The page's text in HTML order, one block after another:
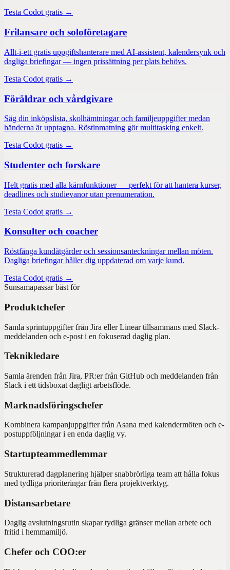
Testa Codot gratis →
Frilansare och soloföretagare
Allt-i-ett gratis uppgiftshanterare med AI-assistent, kalendersynk och
dagliga briefingar — ingen prissättning per plats behövs.
Testa Codot gratis →
Föräldrar och vårdgivare
Säg din inköpslista, skolhämtningar och familjeuppgifter medan
händerna är upptagna. Röstinmatning gör multitasking enkelt.
Testa Codot gratis →
Studenter och forskare
Helt gratis med alla kärnfunktioner — perfekt för att hantera kurser,
deadlines och studievanor utan prenumeration.
Testa Codot gratis →
Konsulter och coacher
Röstfånga kundåtgärder och sessionsanteckningar mellan möten.
Dagliga briefingar håller dig uppdaterad om varje kund.
Testa Codot gratis →
Sunsamapassar bäst för
Produktchefer
Samla sprintuppgifter från Jira eller Linear tillsammans med Slack-
meddelanden och e-post i en fokuserad daglig plan.
Teknikledare
Samla ärenden från Jira, PR:er från GitHub och meddelanden från
Slack i ett tidsboxat dagligt arbetsflöde.
Marknadsföringschefer
Kombinera kampanjuppgifter från Asana med kalendermöten och e-
postuppföljningar i en enda daglig vy.
Startupteammedlemmar
Strukturerad dagplanering hjälper snabbrörliga team att hålla fokus
med tydliga prioriteringar från flera projektverktyg.
Distansarbetare
Daglig avslutningsrutin skapar tydliga gränser mellan arbete och
fritid i hemmamiljö.
Chefer och COO:er